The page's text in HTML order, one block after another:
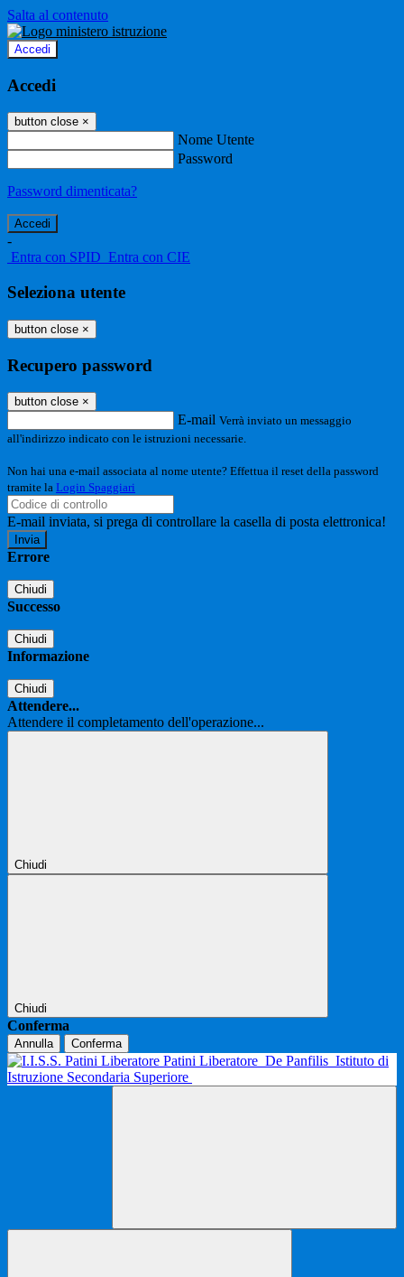
Salta al contenuto
Accedi
Accedi
button close ×
Nome Utente
Password
Password dimenticata?
-
Entra con SPID Entra con CIE
Seleziona utente
button close ×
Recupero password
button close ×
E-mail Verrà inviato un messaggio
all'indirizzo indicato con le istruzioni necessarie.
Non hai una e-mail associata al nome utente? Effettua il reset della password
tramite la Login Spaggiari
E-mail inviata, si prega di controllare la casella di posta elettronica!
Errore
Chiudi
Successo
Chiudi
Informazione
Chiudi
Attendere...
Attendere il completamento dell'operazione...
Chiudi
Chiudi
Conferma
Annulla Conferma
Patini Liberatore De Panfilis Istituto di
Istruzione Secondaria Superiore